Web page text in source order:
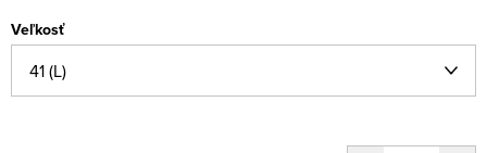
Veľkosť